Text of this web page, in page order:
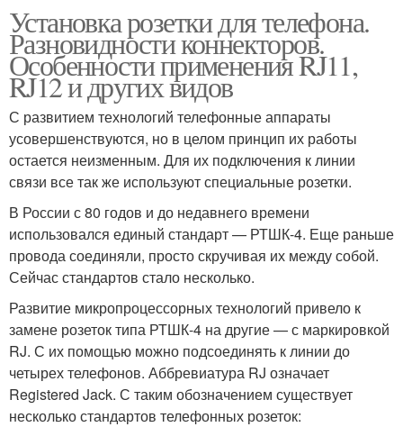
Установка розетки для телефона.
Разновидности коннекторов.
Особенности применения RJ11,
RJ12 и других видов
С развитием технологий телефонные аппараты
усовершенствуются, но в целом принцип их работы
остается неизменным. Для их подключения к линии
связи все так же используют специальные розетки.
В России с 80 годов и до недавнего времени
использовался единый стандарт — РТШК-4. Еще раньше
провода соединяли, просто скручивая их между собой.
Сейчас стандартов стало несколько.
Развитие микропроцессорных технологий привело к
замене розеток типа РТШК-4 на другие — с маркировкой
RJ. С их помощью можно подсоединять к линии до
четырех телефонов. Аббревиатура RJ означает
Registered Jack. С таким обозначением существует
несколько стандартов телефонных розеток: